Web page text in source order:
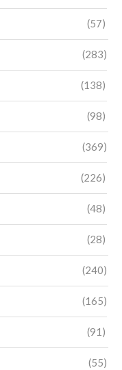
(57)
(283)
(138)
(98)
(369)
(226)
(48)
(28)
(240)
(165)
(91)
(55)